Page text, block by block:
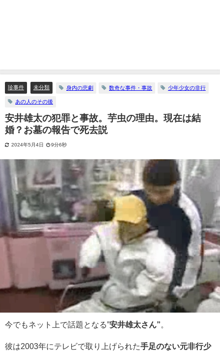
珍事件 未分類 身内の悲劇 数奇な事件・事故 少年少女の非行
あの人のその後
安井雄太の犯罪と事故。芋虫の理由。現在は結
婚？お墓の報告で死去説
2024年5月4日 9分6秒
今でもネット上で話題となる”安井雄太さん”
彼は2003年にテレビで取り上げられた手足のない元非行少